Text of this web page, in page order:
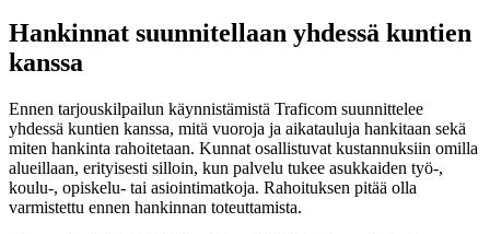
Hankinnat suunnitellaan yhdessä kuntien
kanssa
Ennen tarjouskilpailun käynnistämistä Traficom suunnittelee
yhdessä kuntien kanssa, mitä vuoroja ja aikatauluja hankitaan sekä
miten hankinta rahoitetaan. Kunnat osallistuvat kustannuksiin omilla
alueillaan, erityisesti silloin, kun palvelu tukee asukkaiden työ-,
koulu-, opiskelu- tai asiointimatkoja. Rahoituksen pitää olla
varmistettu ennen hankinnan toteuttamista.